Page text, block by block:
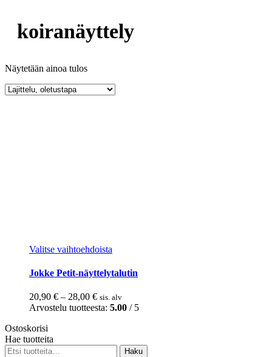
koiranäyttely
Näytetään ainoa tulos
Valitse vaihtoehdoista
on
muunnelma.
Voit
tehdä
sivulla.
Jokke Petit-näyttelytalutin
20,90 € – 28,00 €Hintaluokka:
20,90 €
sis. alv
Arvostelu tuotteesta: 5.00 / 5
Ostoskorisi
Hae tuotteita
Etsi:
Haku